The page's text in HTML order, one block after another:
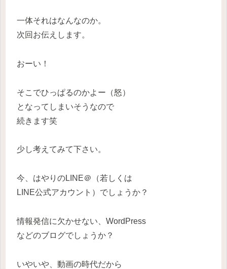
一体それはなんなのか。
次回お伝えします。
おーい！
そこでひっぱるのかよー（怒）
となってしまいそうなので
続きます笑
少し考えてみて下さい。
今、はやりのLINE＠（若しくは
LINE公式アカウント）でしょうか？
情報発信に欠かせない、WordPress
などのブログでしょうか？
いやいや、動画の時代だから